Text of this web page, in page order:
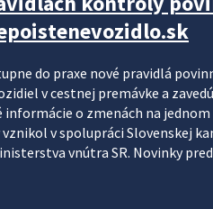
do praxe nové pravidlá
v cestnej premávke a
informácie o zmenách na
v spolupráci Slovenskej
vnútra SR. Novinky